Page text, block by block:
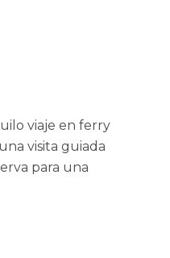
viaje en ferry
visita guiada
para una